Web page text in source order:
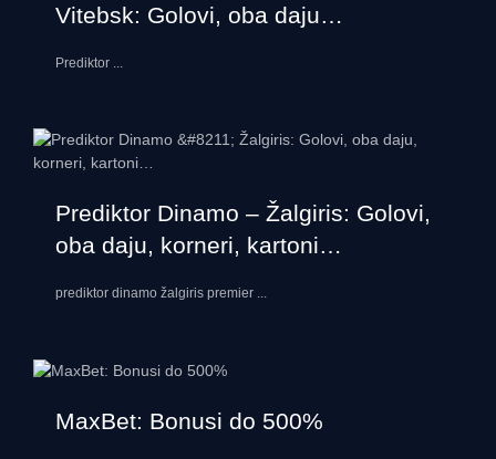
Vitebsk: Golovi, oba daju…
Prediktor ...
Prediktor Dinamo – Žalgiris: Golovi,
oba daju, korneri, kartoni…
prediktor dinamo žalgiris premier ...
MaxBet: Bonusi do 500%